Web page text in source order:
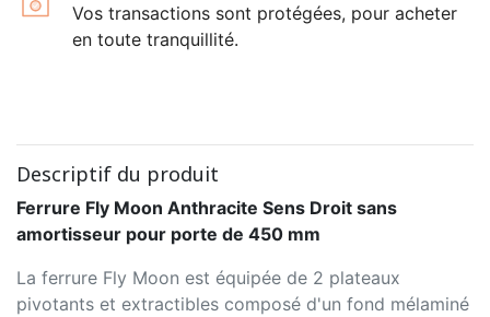
Vos transactions sont protégées, pour acheter
en toute tranquillité.
Descriptif du produit
Ferrure Fly Moon Anthracite Sens Droit sans
amortisseur pour porte de 450 mm
La ferrure Fly Moon est équipée de 2 plateaux
pivotants et extractibles composé d'un fond mélaminé